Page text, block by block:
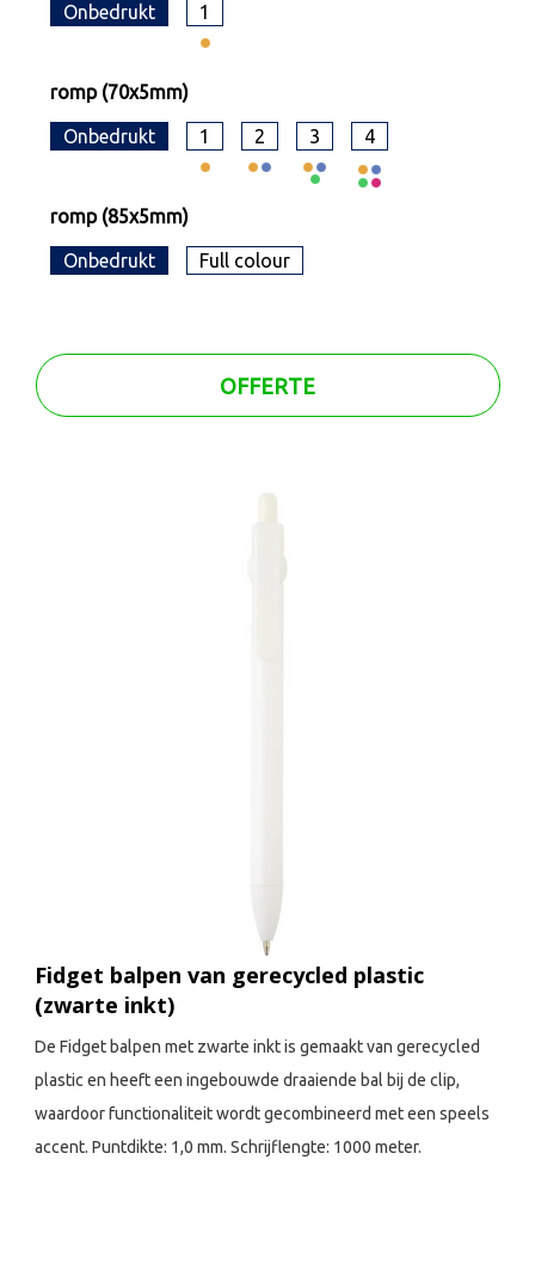
Onbedrukt 1
romp (70x5mm)
Onbedrukt 1 2 3 4
romp (85x5mm)
Onbedrukt Full colour
OFFERTE
Fidget balpen van gerecycled plastic
(zwarte inkt)
De Fidget balpen met zwarte inkt is gemaakt van gerecycled
plastic en heeft een ingebouwde draaiende bal bij de clip,
waardoor functionaliteit wordt gecombineerd met een speels
accent. Puntdikte: 1,0 mm. Schrijflengte: 1000 meter.